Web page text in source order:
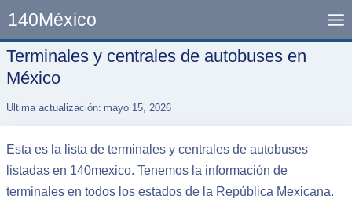
content
140México
Terminales y centrales de autobuses en
México
Ultima actualización: mayo 15, 2026
Esta es la lista de terminales y centrales de autobuses
listadas en 140mexico. Tenemos la información de
terminales en todos los estados de la República Mexicana.